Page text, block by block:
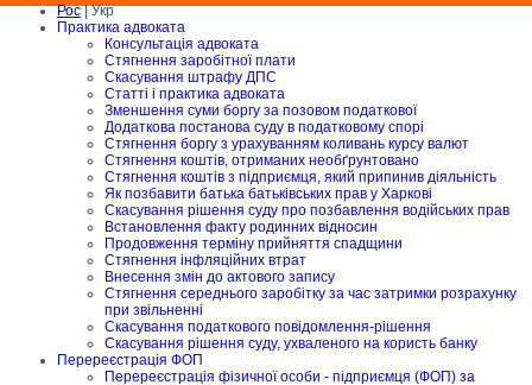
Рос| Укр
Практика адвоката
Консультація адвоката
Стягнення заробітної плати
Скасування штрафу ДПС
Статті і практика адвоката
Зменшення суми боргу за позовом податкової
Додаткова постанова суду в податковому спорі
Стягнення боргу з урахуванням коливань курсу валют
Стягнення коштів, отриманих необґрунтовано
Стягнення коштів з підприємця, який припинив діяльність
Як позбавити батька батьківських прав у Харкові
Скасування рішення суду про позбавлення водійських прав
Встановлення факту родинних відносин
Продовження терміну прийняття спадщини
Стягнення інфляційних втрат
Внесення змін до актового запису
Стягнення середнього заробітку за час затримки розрахунку
при звільненні
Скасування податкового повідомлення-рішення
Скасування рішення суду, ухваленого на користь банку
Перереєстрація ФОП
Перереєстрація фізичної особи - підприємця (ФОП) за